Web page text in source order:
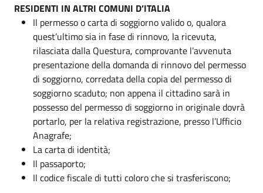
RESIDENTI IN ALTRI COMUNI D’ITALIA
Il permesso o carta di soggiorno valido o, qualora
quest’ultimo sia in fase di rinnovo, la ricevuta,
rilasciata dalla Questura, comprovante l’avvenuta
presentazione della domanda di rinnovo del permesso
di soggiorno, corredata della copia del permesso di
soggiorno scaduto; non appena il cittadino sarà in
possesso del permesso di soggiorno in originale dovrà
portarlo, per la relativa registrazione, presso l’Ufficio
Anagrafe;
La carta di identità;
Il passaporto;
Il codice fiscale di tutti coloro che si trasferiscono;